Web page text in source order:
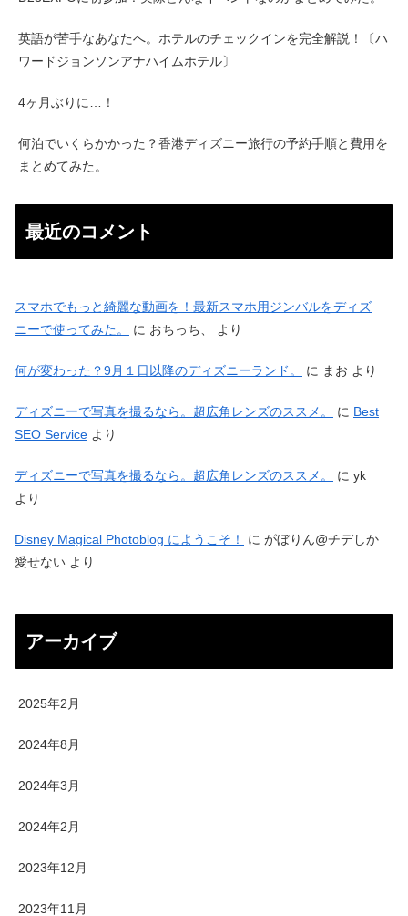
英語が苦手なあなたへ。ホテルのチェックインを完全解説！〔ハ
ワードジョンソンアナハイムホテル〕
4ヶ月ぶりに…！
何泊でいくらかかった？香港ディズニー旅行の予約手順と費用を
まとめてみた。
最近のコメント
スマホでもっと綺麗な動画を！最新スマホ用ジンバルをディズ
ニーで使ってみた。
に おちっち、 より
何が変わった？9月１日以降のディズニーランド。 に まお より
ディズニーで写真を撮るなら。超広角レンズのススメ。 に Best
SEO Service より
ディズニーで写真を撮るなら。超広角レンズのススメ。 に yk
より
Disney Magical Photoblog にようこそ！ に がぼりん@チデしか
愛せない より
アーカイブ
2025年2月
2024年8月
2024年3月
2024年2月
2023年12月
2023年11月